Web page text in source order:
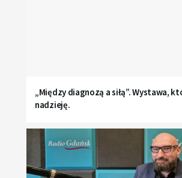
„Między diagnozą a siłą”. Wystawa,
nadzieję.